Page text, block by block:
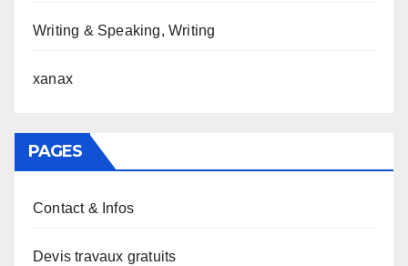
Writing & Speaking, Writing
xanax
PAGES
Contact & Infos
Devis travaux gratuits